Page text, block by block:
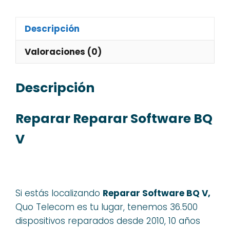
Descripción
Valoraciones (0)
Descripción
Reparar Reparar Software BQ
V
Si estás localizando Reparar Software BQ V,
Quo Telecom es tu lugar, tenemos 36.500
dispositivos reparados desde 2010, 10 años